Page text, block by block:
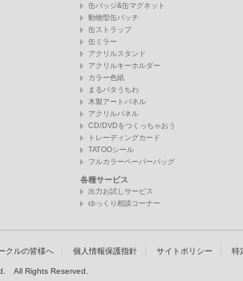
缶バッジ&缶マグネット
動物型缶バッチ
缶ストラップ
缶ミラー
アクリルスタンド
アクリルキーホルダー
カラー色紙
まるパタうちわ
木製アートパネル
アクリルパネル
CD/DVDをつくっちゃおう
トレーディングカード
TATOOシール
フルカラーペーパーバッグ
各種サービス
出力お試しサービス
ゆっくり相談コーナー
クルの皆様へ 個人情報保護指針 サイトポリシー 特
All Rights Reserved.